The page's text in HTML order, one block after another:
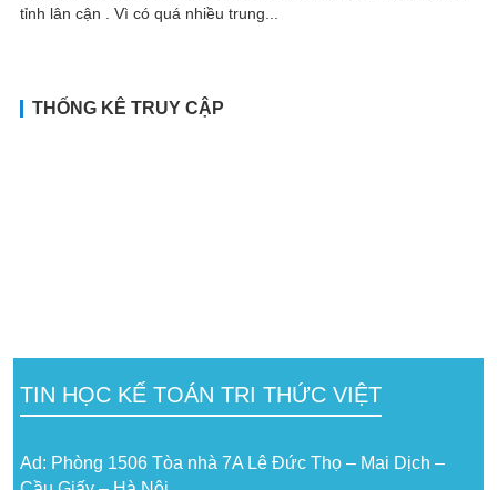
tỉnh lân cận . Vì có quá nhiều trung...
THỐNG KÊ TRUY CẬP
TIN HỌC KẾ TOÁN TRI THỨC VIỆT
Ad: Phòng 1506 Tòa nhà 7A Lê Đức Thọ – Mai Dịch –